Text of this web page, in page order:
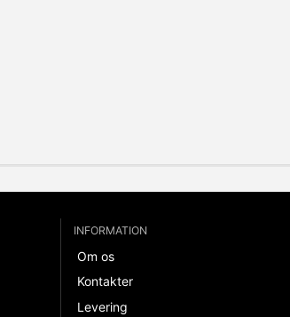
INFORMATION
Om os
Kontakter
Levering